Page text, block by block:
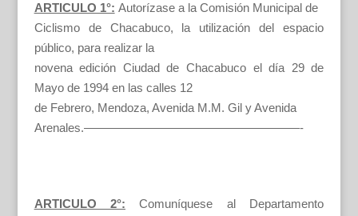
ARTICULO 1°: Autorízase a la Comisión Municipal de
Ciclismo de Chacabuco, la utilización del espacio
público, para realizar la
novena edición Ciudad de Chacabuco el día 29 de
Mayo de 1994 en las calles 12
de Febrero, Mendoza, Avenida M.M. Gil y Avenida
Arenales.——————————————————-
ARTICULO 2°: Comuníquese al Departamento